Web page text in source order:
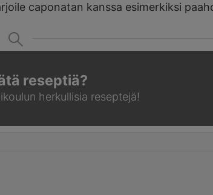
caponatan kanssa esimerkiksi
reseptiä?
herkullisia reseptejä!